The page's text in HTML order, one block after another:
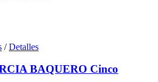
/ Detalles
BAQUERO Cinco